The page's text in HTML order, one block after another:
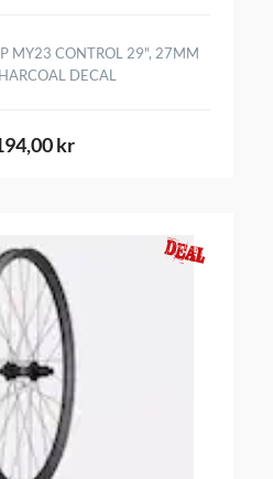
MY23 CONTROL 29", 27MM
DECAL
kr